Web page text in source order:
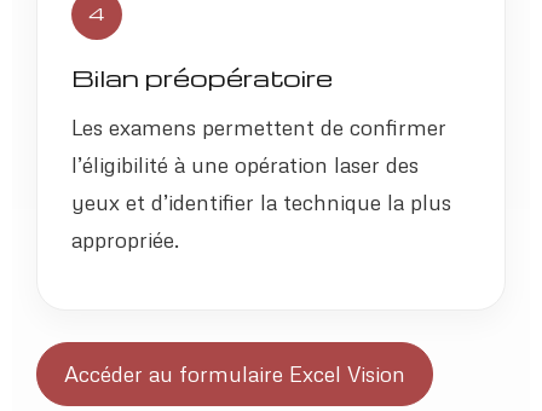
4
Bilan préopératoire
Les examens permettent de confirmer
l’éligibilité à une opération laser des
yeux et d’identifier la technique la plus
appropriée.
Accéder au formulaire Excel Vision